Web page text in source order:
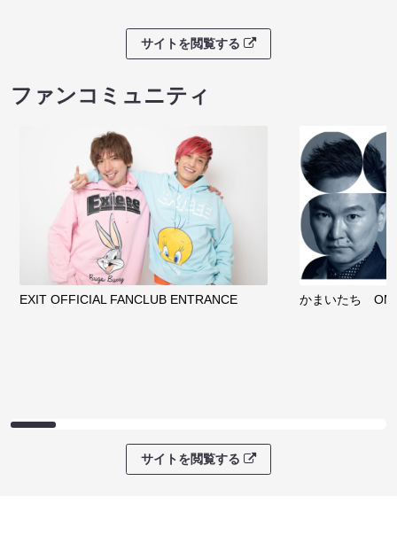
サイトを閲覧する
ファンコミュニティ
EXIT OFFICIAL FANCLUB ENTRANCE かまいたち
サイトを閲覧する